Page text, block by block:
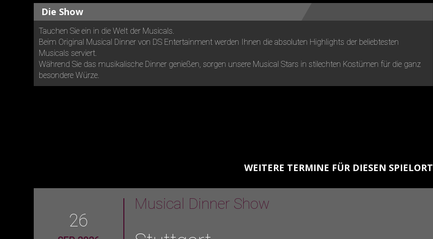
Die Show
Tauchen Sie ein in die Welt der Musicals.
Beim Original Musical Dinner von DS Entertainment werden Ihnen die absoluten Highlights der beliebtesten
Musicals serviert.
Während Sie das musikalische Dinner genießen, sorgen unsere Musical Stars in stilechten Kostümen für die ganz
besondere Würze.
WEITERE TERMINE FÜR DIESEN SPIELORT
26
Musical Dinner Show